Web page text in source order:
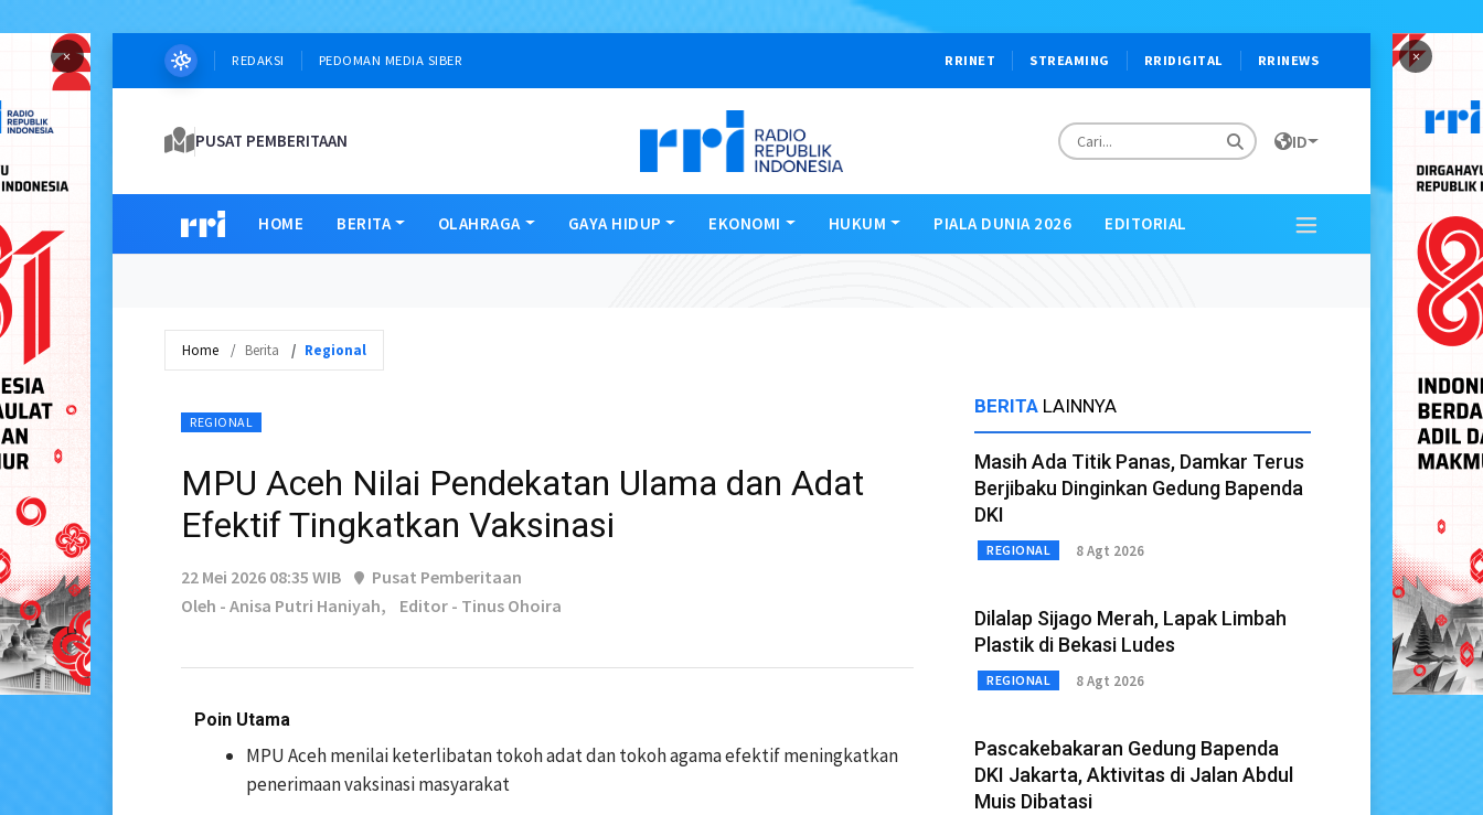
× ×
REDAKSI PEDOMAN MEDIA SIBER RRINET STREAMING RRIDIGITAL RRINEWS
PUSAT PEMBERITAAN ID
HOME BERITA OLAHRAGA GAYA HIDUP EKONOMI HUKUM PIALA DUNIA 2026 EDITORIAL
Home Berita Regional
REGIONAL
MPU Aceh Nilai Pendekatan Ulama dan Adat
Efektif Tingkatkan Vaksinasi
22 Mei 2026 08:35 WIB
Pusat Pemberitaan
Oleh - Anisa Putri Haniyah,
Editor - Tinus Ohoira
Poin Utama
MPU Aceh menilai keterlibatan tokoh adat dan tokoh agama efektif meningkatkan
penerimaan vaksinasi masyarakat
BERITA LAINNYA
Masih Ada Titik Panas, Damkar Terus
Berjibaku Dinginkan Gedung Bapenda
DKI
REGIONAL 8 Agt 2026
Dilalap Sijago Merah, Lapak Limbah
Plastik di Bekasi Ludes
REGIONAL 8 Agt 2026
Pascakebakaran Gedung Bapenda
DKI Jakarta, Aktivitas di Jalan Abdul
Muis Dibatasi